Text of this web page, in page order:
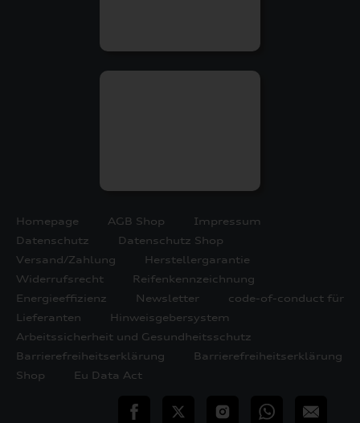
Homepage AGB Shop
Impressum
Datenschutz
Datenschutz Shop
Versand/Zahlung
Herstellergarantie
Widerrufsrecht
Reifenkennzeichnung
Energieeffizienz
Newsletter
code-of-conduct für
Lieferanten
Hinweisgebersystem
Arbeitssicherheit und Gesundheitsschutz
Barrierefreiheitserklärung
Barrierefreiheitserklärung
Shop
Eu Data Act
teilen Twitter InstagramWhatsApp
E-